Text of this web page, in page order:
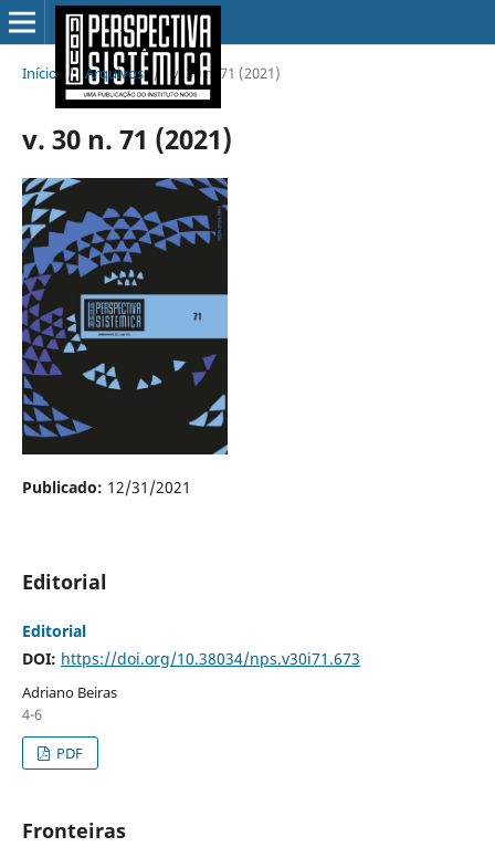
Início / Arquivos / v. 30 n. 71 (2021)
v. 30 n. 71 (2021)
Publicado: 12/31/2021
Editorial
Editorial
DOI: https://doi.org/10.38034/nps.v30i71.673
Adriano Beiras
4-6
PDF
Fronteiras